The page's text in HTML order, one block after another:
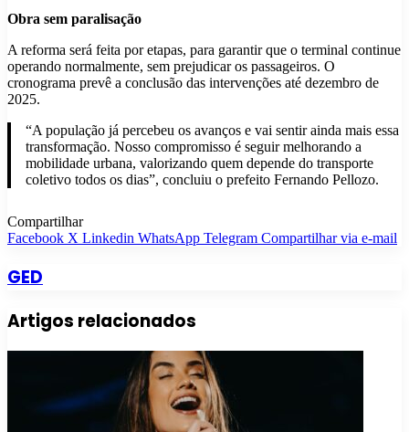
Obra sem paralisação
A reforma será feita por etapas, para garantir que o terminal continue
operando normalmente, sem prejudicar os passageiros. O
cronograma prevê a conclusão das intervenções até dezembro de
2025.
“A população já percebeu os avanços e vai sentir ainda mais essa
transformação. Nosso compromisso é seguir melhorando a
mobilidade urbana, valorizando quem depende do transporte
coletivo todos os dias”, concluiu o prefeito Fernando Pellozo.
Compartilhar
Facebook X Linkedin WhatsApp Telegram Compartilhar via e-mail
GED
Artigos relacionados